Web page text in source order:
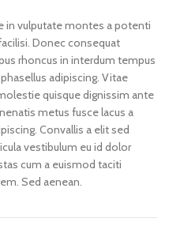
in vulputate montes a potenti
Donec consequat
rhoncus in interdum tempus
adipiscing. Vitae
quisque dignissim ante
metus fusce lacus a
Convallis a elit sed
vestibulum eu id dolor
cum a euismod taciti
Sed aenean.